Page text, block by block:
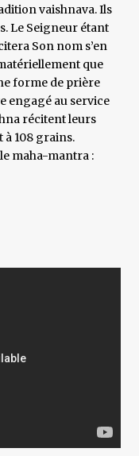
vaishnava. Ils
Le Seigneur étant
Son nom s’en
que
forme de prière
engagé au service
récitent leurs
108 grains.
maha-mantra :